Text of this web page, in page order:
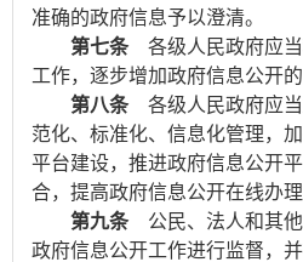
准确的政府信息予以澄清。
第七条各级人民政府应当
工作，逐步增加政府信息公开的
第八条各级人民政府应当
范化、标准化、信息化管理，
平台建设，推进政府信息公开
合，提高政府信息公开在线办理
第九条公民、法人和其他
政府信息公开工作进行监督，